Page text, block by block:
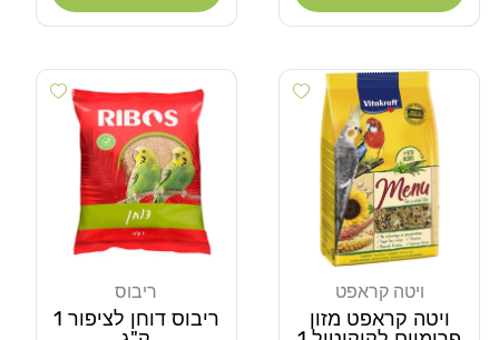
Add wishlist
ויטה קראפט
ויטה קראפט מזון
Add wishlist
ריבוס
ריבוס דוחן לציפור 1